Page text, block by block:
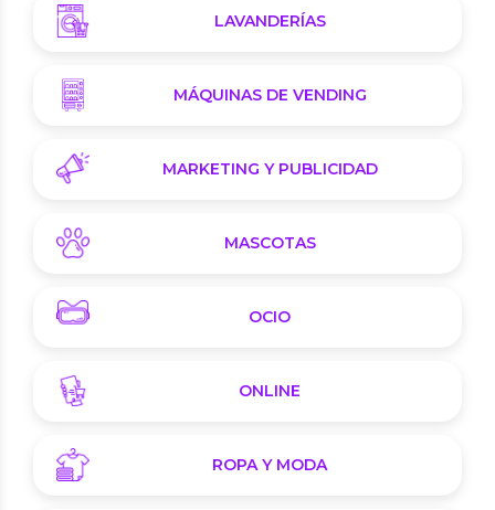
LAVANDERÍAS
MÁQUINAS DE VENDING
MARKETING Y PUBLICIDAD
MASCOTAS
OCIO
ONLINE
ROPA Y MODA